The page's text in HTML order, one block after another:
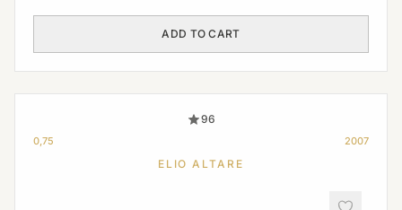
ADD TO CART
96
0,75 2007
ELIO ALTARE